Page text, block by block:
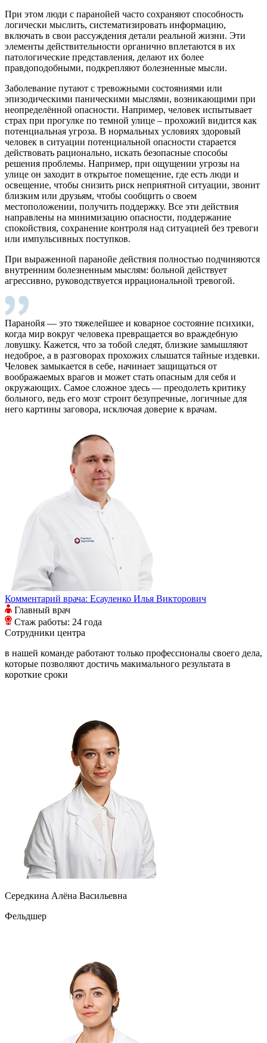
При этом люди с паранойей часто сохраняют способность
логически мыслить, систематизировать информацию,
включать в свои рассуждения детали реальной жизни. Эти
элементы действительности органично вплетаются в их
патологические представления, делают их более
правдоподобными, подкрепляют болезненные мысли.
Заболевание путают с тревожными состояниями или
эпизодическими паническими мыслями, возникающими при
неопределённой опасности. Например, человек испытывает
страх при прогулке по темной улице – прохожий видится как
потенциальная угроза. В нормальных условиях здоровый
человек в ситуации потенциальной опасности старается
действовать рационально, искать безопасные способы
решения проблемы. Например, при ощущении угрозы на
улице он заходит в открытое помещение, где есть люди и
освещение, чтобы снизить риск неприятной ситуации, звонит
близким или друзьям, чтобы сообщить о своем
местоположении, получить поддержку. Все эти действия
направлены на минимизацию опасности, поддержание
спокойствия, сохранение контроля над ситуацией без тревоги
или импульсивных поступков.
При выраженной паранойе действия полностью подчиняются
внутренним болезненным мыслям: больной действует
агрессивно, руководствуется иррациональной тревогой.
Паранойя — это тяжелейшее и коварное состояние психики,
когда мир вокруг человека превращается во враждебную
ловушку. Кажется, что за тобой следят, близкие замышляют
недоброе, а в разговорах прохожих слышатся тайные издевки.
Человек замыкается в себе, начинает защищаться от
воображаемых врагов и может стать опасным для себя и
окружающих. Самое сложное здесь — преодолеть критику
больного, ведь его мозг строит безупречные, логичные для
него картины заговора, исключая доверие к врачам.
Комментарий врача: Есауленко Илья Викторович
Главный врач
Стаж работы: 24 года
Сотрудники центра
в нашей команде работают только профессионалы своего дела,
которые позволяют достичь макимального результата в
короткие сроки
Середкина Алёна Васильевна
Фельдшер